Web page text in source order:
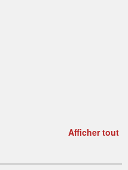
Afficher tout